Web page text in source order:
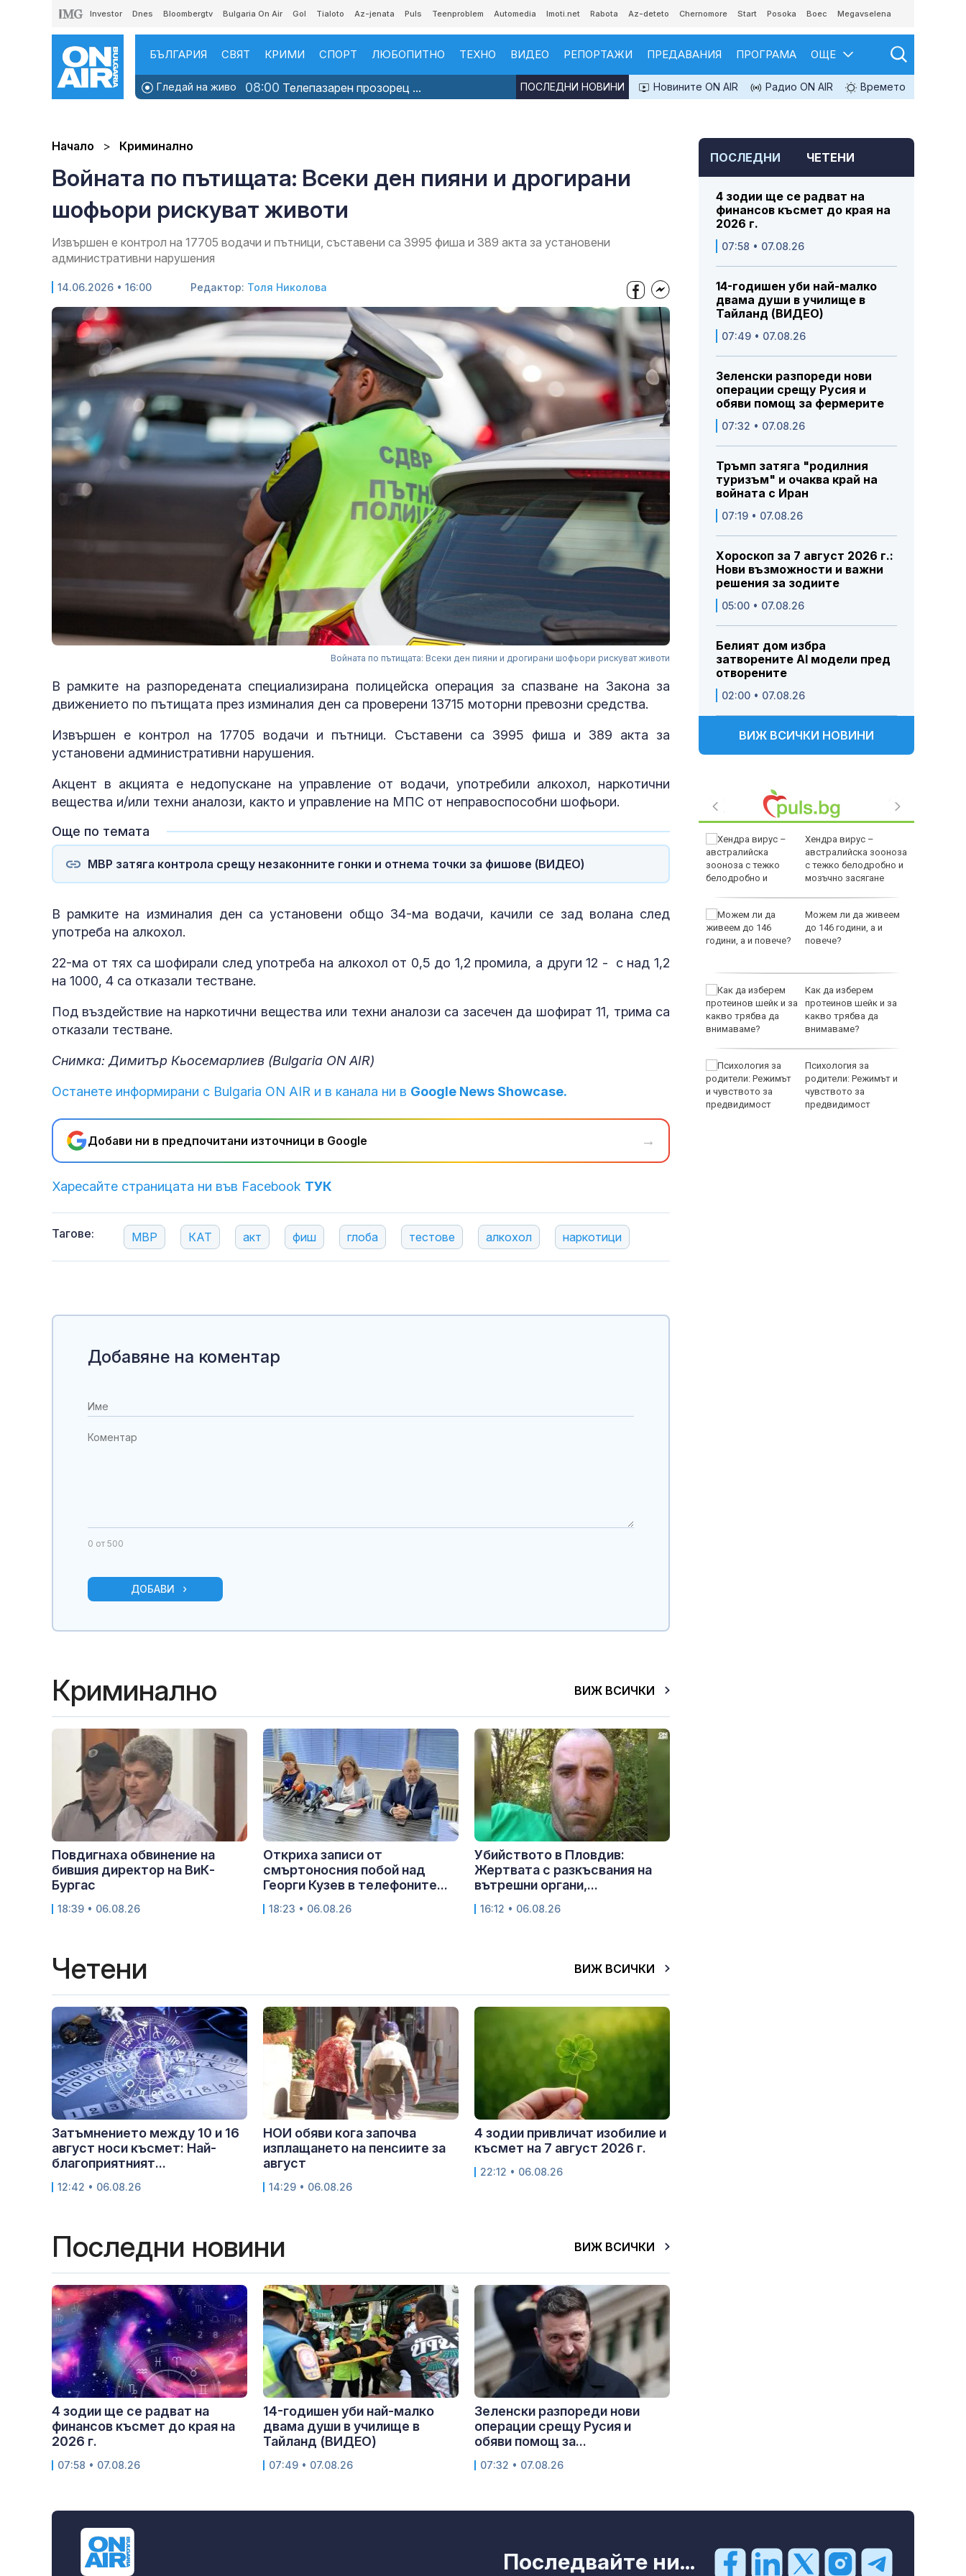
Investor Dnes Bloombergtv Bulgaria On Air Gol Tialoto Az-jenata Puls Teenproblem Automedia Imoti.net Rabota Az-deteto Chernomore Start Posoka Boec Megavselena
БЪЛГАРИЯ СВЯТ КРИМИ СПОРТ ЛЮБОПИТНО ТЕХНО ВИДЕО РЕПОРТАЖИ ПРЕДАВАНИЯ ПРОГРАМА ОЩЕ
Гледай на живо 08:00 Телепазарен прозорец ... Новините ON AIR Радио ON AIR Времето
ПОСЛЕДНИ НОВИНИ
Начало Криминално
Войната по пътищата: Всеки ден пияни и дрогирани
шофьори рискуват животи
Извършен е контрол на 17705 водачи и пътници, съставени са 3995 фиша и 389 акта за установени
административни нарушения
14.06.2026 • 16:00 Редактор: Толя Николова
Войната по пътищата: Всеки ден пияни и дрогирани шофьори рискуват животи
В рамките на разпоредената специализирана полицейска операция за спазване на Закона за
движението по пътищата през изминалия ден са проверени 13715 моторни превозни средства.
Извършен е контрол на 17705 водачи и пътници. Съставени са 3995 фиша и 389 акта за
установени административни нарушения.
Акцент в акцията е недопускане на управление от водачи, употребили алкохол, наркотични
вещества и/или техни аналози, както и управление на МПС от неправоспособни шофьори.
Още по темата
МВР затяга контрола срещу незаконните гонки и отнема точки за фишове (ВИДЕО)
В рамките на изминалия ден са установени общо 34-ма водачи, качили се зад волана след
употреба на алкохол.
22-ма от тях са шофирали след употреба на алкохол от 0,5 до 1,2 промила, а други 12 - с над 1,2
на 1000, 4 са отказали тестване.
Под въздействие на наркотични вещества или техни аналози са засечен да шофират 11, трима са
отказали тестване.
Снимка: Димитър Кьосемарлиев (Bulgaria ON AIR)
Останете информирани с Bulgaria ON AIR и в канала ни в Google News Showcase.
Добави ни в предпочитани източници в Google →
Харесайте страницата ни във Facebook ТУК
Тагове: МВР КАТ акт фиш глоба тестове алкохол наркотици
ПОСЛЕДНИ ЧЕТЕНИ
4 зодии ще се радват на
финансов късмет до края на
2026 г.
07:58 • 07.08.26
14-годишен уби най-малко
двама души в училище в
Тайланд (ВИДЕО)
07:49 • 07.08.26
Зеленски разпореди нови
операции срещу Русия и
обяви помощ за фермерите
07:32 • 07.08.26
Тръмп затяга "родилния
туризъм" и очаква край на
войната с Иран
07:19 • 07.08.26
Хороскоп за 7 август 2026 г.:
Нови възможности и важни
решения за зодиите
05:00 • 07.08.26
Белият дом избра
затворените AI модели пред
отворените
02:00 • 07.08.26
ВИЖ ВСИЧКИ НОВИНИ
промишленост
Около 100 души са
туризъм"
Хендра вирус –
австралийска зооноза
с тежко белодробно и
мозъчно засягане
Можем ли да живеем
до 146 години, а и
повече?
Как да изберем
протеинов шейк и за
какво трябва да
внимаваме?
Психология за
родители: Режимът и
чувството за
предвидимост
Добавяне на коментар
0 от 500
ДОБАВИ
Криминално ВИЖ ВСИЧКИ
Повдигнаха обвинение на
бившия директор на ВиК-
Бургас
18:39 • 06.08.26
Откриха записи от
смъртоносния побой над
Георги Кузев в телефоните...
18:23 • 06.08.26
Убийството в Пловдив:
Жертвата с разкъсвания на
вътрешни органи,...
16:12 • 06.08.26
Четени ВИЖ ВСИЧКИ
Затъмнението между 10 и 16
август носи късмет: Най-
благоприятният...
12:42 • 06.08.26
НОИ обяви кога започва
изплащането на пенсиите за
август
14:29 • 06.08.26
4 зодии привличат изобилие и
късмет на 7 август 2026 г.
22:12 • 06.08.26
Последни новини ВИЖ ВСИЧКИ
4 зодии ще се радват на
финансов късмет до края на
2026 г.
07:58 • 07.08.26
14-годишен уби най-малко
двама души в училище в
Тайланд (ВИДЕО)
07:49 • 07.08.26
Зеленски разпореди нови
операции срещу Русия и
обяви помощ за...
07:32 • 07.08.26
Последвайте ни...